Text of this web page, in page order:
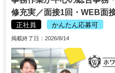
修充実／面接1回・WEB面
正社員 かんたん応募可
掲載終了日：2026/8/14